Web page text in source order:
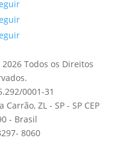
Todos os Direitos
0001-31
ZL - SP - SP CEP
- Brasil
8060